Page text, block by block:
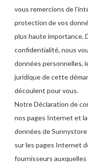
vous remercions de
protection de vos
plus haute importance.
confidentialité, nous
données personnelles,
juridique de cette
découlent pour vous.
Notre Déclaration de
nos pages Internet et
données de
sur les pages Internet
fournisseurs